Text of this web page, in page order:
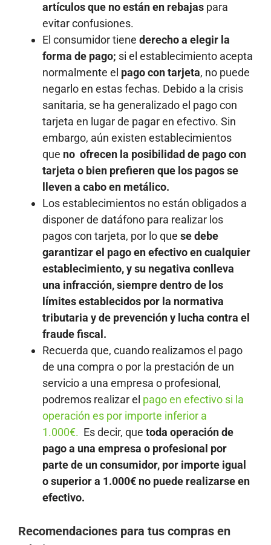
artículos que no están en rebajas para
evitar confusiones.
El consumidor tiene derecho a elegir la
forma de pago; si el establecimiento acepta
normalmente el pago con tarjeta, no puede
negarlo en estas fechas. Debido a la crisis
sanitaria, se ha generalizado el pago con
tarjeta en lugar de pagar en efectivo. Sin
embargo, aún existen establecimientos
que no ofrecen la posibilidad de pago con
tarjeta o bien prefieren que los pagos se
lleven a cabo en metálico.
Los establecimientos no están obligados a
disponer de datáfono para realizar los
pagos con tarjeta, por lo que se debe
garantizar el pago en efectivo en cualquier
establecimiento, y su negativa conlleva
una infracción,siempre dentro de los
límites establecidos por la normativa
tributaria y de prevención y lucha contra el
fraude fiscal.
Recuerda que, cuando realizamos el pago
de una compra o por la prestación de un
servicio a una empresa o profesional,
podremos realizar el pago en efectivo si la
operación es por importe inferior a
1.000€. Es decir, que toda operación de
pago a una empresa o profesional por
parte de un consumidor, por importe igual
o superior a 1.000€ no puede realizarse en
efectivo.
Recomendaciones para tus compras en